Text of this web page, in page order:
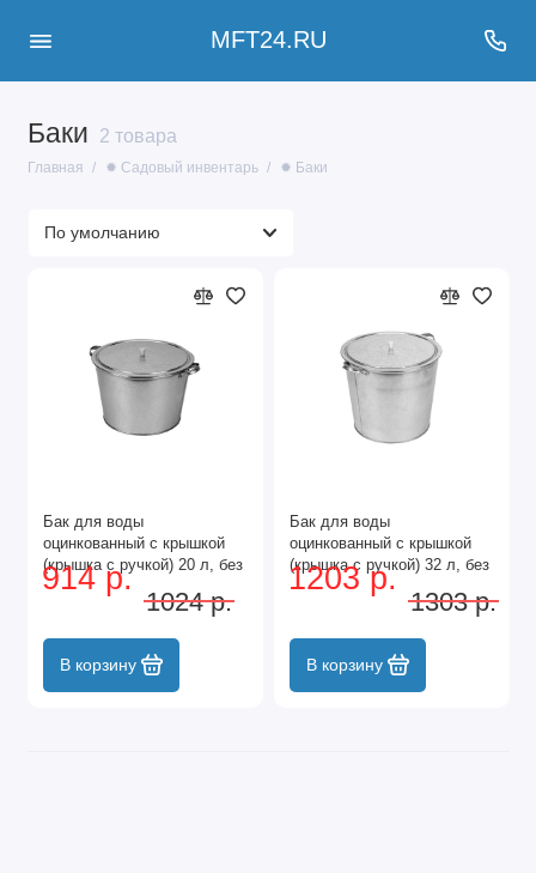
MFT24.RU
Баки 2 товара
Главная ✹ Садовый инвентарь ✹ Баки
Бак для воды
оцинкованный с крышкой
(крышка с ручкой) 20 л, без
крана
914 р.
1024 р.
В корзину
Бак для воды
оцинкованный с крышкой
(крышка с ручкой) 32 л, без
крана
1203 р.
1303 р.
В корзину